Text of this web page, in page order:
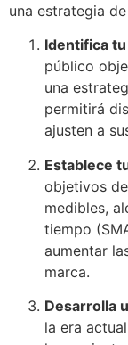
una estrategia
Identifica
público
una
permitirá
ajusten a
Establece
objetivos
medibles,
tiempo
aumentar
marca.
Desarrolla
la era